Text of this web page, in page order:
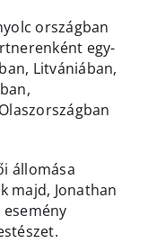
országban
egy-
Litvániában,
állomása
majd, Jonathan